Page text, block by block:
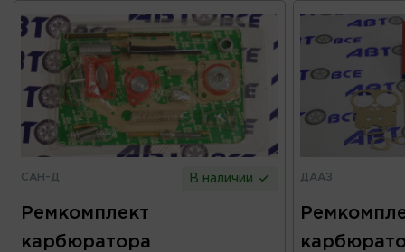
САН-Д В наличии
Ремкомплект
карбюратора
ДААЗ